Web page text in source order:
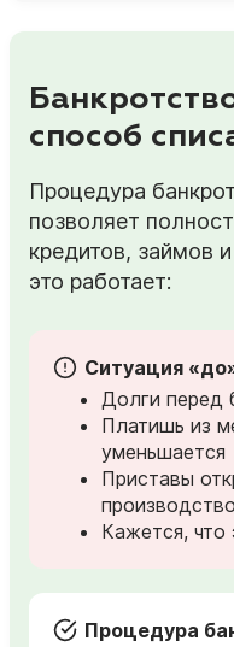
способ
Процедура
позволяет
кредитов, займов
это работает:
Ситуация
Долги перед
Платишь из
уменьшается
Приставы
производство
Кажется, что
Процедура